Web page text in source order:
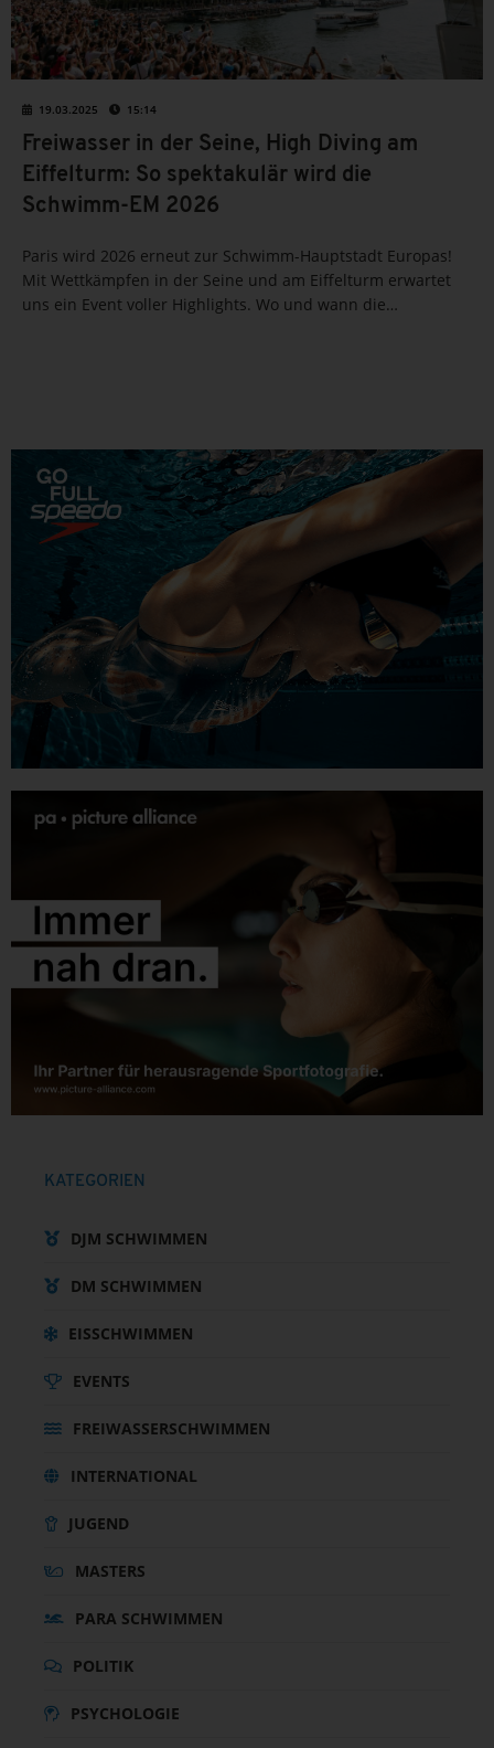
19.03.2025 15:14
Freiwasser in der Seine, High Diving am
Eiffelturm: So spektakulär wird die
Schwimm-EM 2026
Paris wird 2026 erneut zur Schwimm-Hauptstadt Europas!
Mit Wettkämpfen in der Seine und am Eiffelturm erwartet
uns ein Event voller Highlights. Wo und wann die
KATEGORIEN
DJM SCHWIMMEN
DM SCHWIMMEN
EISSCHWIMMEN
EVENTS
FREIWASSERSCHWIMMEN
INTERNATIONAL
JUGEND
MASTERS
PARA SCHWIMMEN
POLITIK
PSYCHOLOGIE